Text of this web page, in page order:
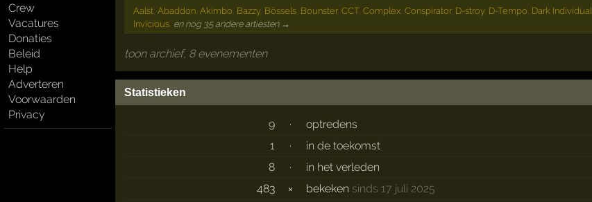
Crew
Vacatures
Donaties
Beleid
Help
Adverteren
Voorwaarden
Privacy
Aalst, Abaddon, Akimbo Bazzy, Bössels, Bounster, CCT, Complex, Conspirator, D-stroy, D-Tempo Dark Individual
Invicious, en nog 35 andere artiesten →
toon archief, 8 evenementen
Statistieken
9 ·
optredens
1
·
in de toekomst
8
·
in het verleden
483
× bekeken sinds 17 juli 2025